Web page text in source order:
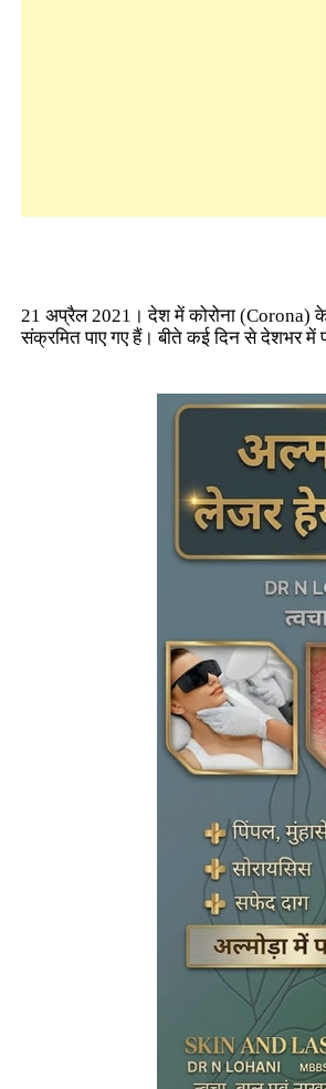
21 अप्रैल 2021। देश में कोरोना (Corona)
संक्रमित पाए गए हैं। बीते कई दिन से देशभर में